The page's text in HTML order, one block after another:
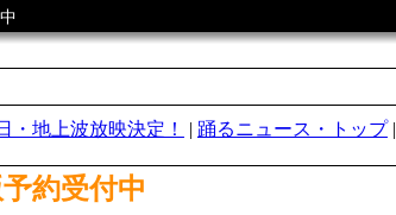
・地上波放映決定！ | 踊るニュース・トップ|
約受付中